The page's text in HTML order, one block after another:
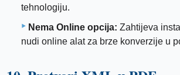
tehnologiju.
Nema Online opcija: Zahtijeva
nudi online alat za brze konverzije u